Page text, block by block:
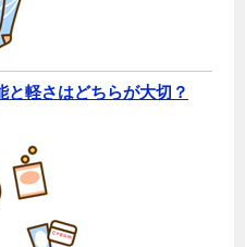
軽さはどちらが大切？